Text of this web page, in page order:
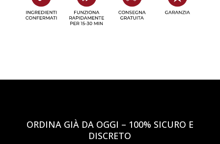
ORDINA GIÀ DA OGGI – 100% SICURO E
DISCRETO